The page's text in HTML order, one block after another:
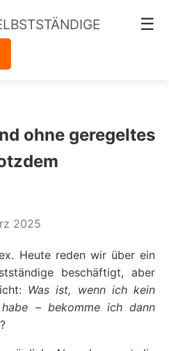
☰
ohne geregeltes
2025
Heute reden wir über ein
beschäftigt, aber
Was ist, wenn ich kein
– bekomme ich dann
?